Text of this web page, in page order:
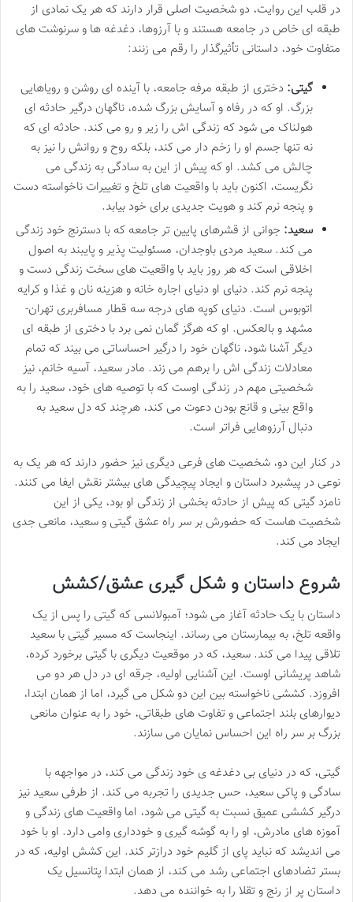
در قلب این روایت، دو شخصیت اصلی قرار دارند که هر یک نمادی از
طبقه ای خاص در جامعه هستند و با آرزوها، دغدغه ها و سرنوشت های
متفاوت خود، داستانی تأثیرگذار را رقم می زنند:
گیتی: دختری از طبقه مرفه جامعه، با آینده ای روشن و رویاهایی
بزرگ. او که در رفاه و آسایش بزرگ شده، ناگهان درگیر حادثه ای
هولناک می شود که زندگی اش را زیر و رو می کند. حادثه ای که
نه تنها جسم او را زخم دار می کند، بلکه روح و روانش را نیز به
چالش می کشد. او که پیش از این به سادگی به زندگی می
نگریست، اکنون باید با واقعیت های تلخ و تغییرات ناخواسته دست
و پنجه نرم کند و هویت جدیدی برای خود بیابد.
سعید: جوانی از قشرهای پایین تر جامعه که با دسترنج خود زندگی
می کند. سعید مردی باوجدان، مسئولیت پذیر و پایبند به اصول
اخلاقی است که هر روز باید با واقعیت های سخت زندگی دست و
پنجه نرم کند. دنیای او دنیای اجاره خانه و هزینه نان و غذا و کرایه
اتوبوس است. دنیای کوپه های درجه سه قطار مسافربرى تهران-
مشهد و بالعکس. او که هرگز گمان نمی برد با دختری از طبقه ای
دیگر آشنا شود، ناگهان خود را درگیر احساساتی می بیند که تمام
معادلات زندگی اش را برهم می زند. مادر سعید، آسیه خانم، نیز
شخصیتی مهم در زندگی اوست که با توصیه های خود، سعید را به
واقع بینی و قانع بودن دعوت می کند، هرچند که دل سعید به
دنبال آرزوهایی فراتر است.
در کنار این دو، شخصیت های فرعی دیگری نیز حضور دارند که هر یک به
نوعی در پیشبرد داستان و ایجاد پیچیدگی های بیشتر نقش ایفا می کنند.
نامزد گیتی که پیش از حادثه بخشی از زندگی او بود، یکی از این
شخصیت هاست که حضورش بر سر راه عشق گیتی و سعید، مانعی جدی
ایجاد می کند.
شروع داستان و شکل گیری عشق/کشش
داستان با یک حادثه آغاز می شود؛ آمبولانسی که گیتی را پس از یک
واقعه تلخ، به بیمارستان می رساند. اینجاست که مسیر گیتی با سعید
تلاقی پیدا می کند. سعید، که در موقعیت دیگری با گیتی برخورد کرده،
شاهد پریشانی اوست. این آشنایی اولیه، جرقه ای در دل هر دو می
افروزد. کششی ناخواسته بین این دو شکل می گیرد، اما از همان ابتدا،
دیوارهای بلند اجتماعی و تفاوت های طبقاتی، خود را به عنوان مانعی
بزرگ بر سر راه این احساس نمایان می سازند.
گیتی، که در دنیای بی دغدغه ی خود زندگی می کند، در مواجهه با
سادگی و پاکی سعید، حس جدیدی را تجربه می کند. از طرفی سعید نیز
درگیر کششی عمیق نسبت به گیتی می شود، اما واقعیت های زندگی و
آموزه های مادرش، او را به گوشه گیری و خودداری وامی دارد. او با خود
می اندیشد که نباید پای از گلیم خود درازتر کند. این کشش اولیه، که در
بستر تضادهای اجتماعی رشد می کند، از همان ابتدا پتانسیل یک
داستان پر از رنج و تقلا را به خواننده می دهد.